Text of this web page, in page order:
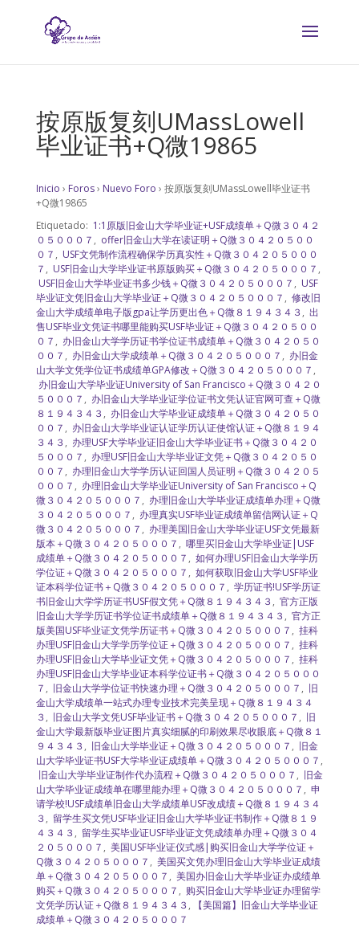
按原版复刻UMassLowell
毕业证书+Q微19865
Inicio › Foros› Nuevo Foro › 按原版复刻UMassLowell毕业证书
+Q微19865
Etiquetado: 1:1原版旧金山大学毕业证+USF成绩单＋Q微３０４２
０５０００７ , offer旧金山大学在读证明＋Q微３０４２０５００
０７ , USF文凭制作流程确保学历真实性＋Q微３０４２０５０００
７ , USF旧金山大学毕业证书原版购买＋Q微３０４２０５０００７ ,
USF旧金山大学毕业证书多少钱＋Q微３０４２０５０００７ , USF
毕业证文凭旧金山大学毕业证＋Q微３０４２０５０００７ , 修改旧
金山大学成绩单电子版gpa让学历更出色＋Q微８１９４３４３ , 出
售USF毕业文凭证书哪里能购买USF毕业证＋Q微３０４２０５００
０７ , 办旧金山大学学历证书学位证书成绩单＋Q微３０４２０５０
００７ , 办旧金山大学成绩单＋Q微３０４２０５０００７ , 办旧金
山大学文凭学位证书成绩单GPA修改＋Q微３０４２０５０００７ ,
办旧金山大学毕业证University of San Francisco＋Q微３０４２０
５０００７ , 办旧金山大学毕业证学位证书文凭认证官网可查＋Q微
８１９４３４３ , 办旧金山大学毕业证成绩单＋Q微３０４２０５０
００７ , 办旧金山大学毕业证认证学历认证使馆认证＋Q微８１９４
３４３ , 办理USF大学毕业证旧金山大学毕业证书＋Q微３０４２０
５０００７ , 办理USF旧金山大学毕业证文凭＋Q微３０４２０５０
００７ , 办理旧金山大学学历认证回国人员证明＋Q微３０４２０５
０００７ , 办理旧金山大学毕业证University of San Francisco＋Q
微３０４２０５０００７ , 办理旧金山大学毕业证成绩单办理＋Q微
３０４２０５０００７ , 办理真实USF毕业证成绩单留信网认证＋Q
微３０４２０５０００７ , 办理美国旧金山大学毕业证USF文凭最新
版本＋Q微３０４２０５０００７ , 哪里买旧金山大学毕业证|USF
成绩单＋Q微３０４２０５０００７ , 如何办理USF旧金山大学学历
学位证＋Q微３０４２０５０００７ , 如何获取旧金山大学USF毕业
证本科学位证书＋Q微３０４２０５０００７ , 学历证书!USF学历证
书旧金山大学学历证书USF假文凭＋Q微８１９４３４３ , 官方正版
旧金山大学学历证书学位证书成绩单＋Q微８１９４３４３ , 官方正
版美国USF毕业证文凭学历证书＋Q微３０４２０５０００７ , 挂科
办理USF旧金山大学学历学位证＋Q微３０４２０５０００７ , 挂科
办理USF旧金山大学毕业证文凭＋Q微３０４２０５０００７ , 挂科
办理USF旧金山大学毕业证本科学位证书＋Q微３０４２０５０００
７ , 旧金山大学学位证书快速办理＋Q微３０４２０５０００７ , 旧
金山大学成绩单一站式办理专业技术完美呈现＋Q微８１９４３４
３ , 旧金山大学文凭USF毕业证书＋Q微３０４２０５０００７ , 旧
金山大学最新版毕业证图片真实细腻的印刷效果尽收眼底＋Q微８１
９４３４３ , 旧金山大学毕业证＋Q微３０４２０５０００７ , 旧金
山大学毕业证书USF大学毕业证成绩单＋Q微３０４２０５０００７ ,
旧金山大学毕业证制作代办流程＋Q微３０４２０５０００７ , 旧金
山大学毕业证成绩单在哪里能办理＋Q微３０４２０５０００７ , 申
请学校!USF成绩单旧金山大学成绩单USF改成绩＋Q微８１９４３４
３ , 留学生买文凭USF毕业证旧金山大学毕业证书制作＋Q微８１９
４３４３ , 留学生买毕业证USF毕业证文凭成绩单办理＋Q微３０４
２０５０００７ , 美国USF毕业证仪式感|购买旧金山大学学位证＋
Q微３０４２０５０００７ , 美国买文凭办理旧金山大学毕业证成绩
单＋Q微３０４２０５０００７ , 美国办旧金山大学毕业证办成绩单
购买＋Q微３０４２０５０００７ , 购买旧金山大学毕业证办理留学
文凭学历认证＋Q微８１９４３４３ ,
【美国篇】旧金山大学毕业证
成绩单＋Q微３０４２０５０００７